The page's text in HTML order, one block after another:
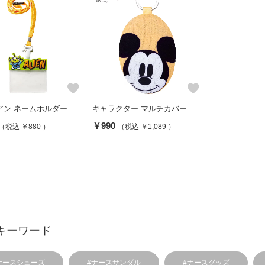
favorite
ン ネームホルダー
税込 ￥880 ）
favorite
キャラクター マルチカバー
￥990 （税込 ￥1,089 ）
ーワード
ースシューズ #ナースサンダル #ナースグッズ